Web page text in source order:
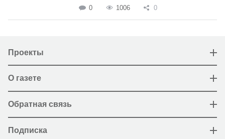
0 1006 0
Проекты
О газете
Обратная связь
Подписка